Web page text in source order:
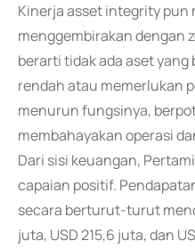
Kinerja asset integrity pun
menggembirakan dengan
berarti tidak ada aset yang
rendah atau memerlukan
menurun fungsinya,
membahayakan operasi
Dari sisi keuangan,
capaian positif.
secara berturut-turut
juta, USD 215,6 juta, dan